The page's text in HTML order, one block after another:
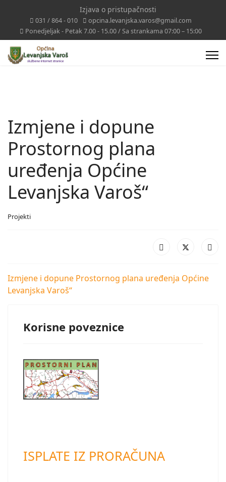
Izjava o pristupačnosti
031 / 864 - 010
opcina.levanjska.varos@gmail.com
Ponedjeljak - Petak 7.00 - 15.00 / Sa strankama 07:00 – 15:00
Izmjene i dopune
Prostornog plana
uređenja Općine
Levanjska Varoš“
Projekti
Izmjene i dopune Prostornog plana uređenja Općine
Levanjska Varoš“
Korisne poveznice
ISPLATE IZ PRORAČUNA